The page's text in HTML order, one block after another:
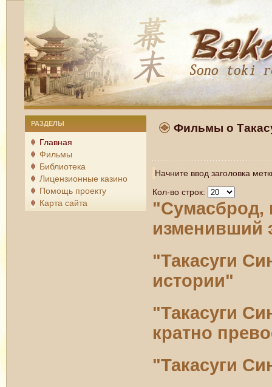
РАЗДЕЛЫ
Главная
Фильмы
Библиотека
Лицензионные казино
Помощь проекту
Карта сайта
Фильмы о
Начните ввод заголовка
Кол-во строк:
"Сумасброд,
изменивший
"Такасуги
истории"
"Такасуги
кратно
"Такасуги